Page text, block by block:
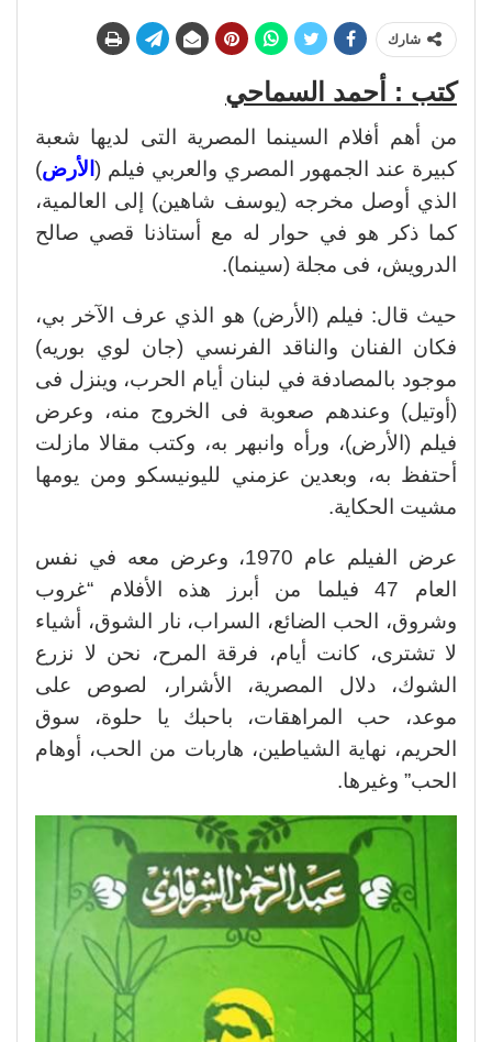
شارك
كتب : أحمد السماحي
من أهم أفلام السينما المصرية التى لديها شعبة
كبيرة عند الجمهور المصري والعربي فيلم ( الأرض)
الذي أوصل مخرجه (يوسف شاهين) إلى العالمية،
كما ذكر هو في حوار له مع أستاذنا قصي صالح
الدرويش، فى مجلة (سينما).
حيث قال: فيلم (الأرض) هو الذي عرف الآخر بي،
فكان الفنان والناقد الفرنسي (جان لوي بوريه)
موجود بالمصادفة في لبنان أيام الحرب، وينزل فى
(أوتيل) وعندهم صعوبة فى الخروج منه، وعرض
فيلم (الأرض)، ورأه وانبهر به، وكتب مقالا مازلت
أحتفظ به، وبعدين عزمني لليونيسكو ومن يومها
مشيت الحكاية.
عرض الفيلم عام 1970، وعرض معه في نفس
العام 47 فيلما من أبرز هذه الأفلام “غروب
وشروق، الحب الضائع، السراب، نار الشوق، أشياء
لا تشترى، كانت أيام، فرقة المرح، نحن لا نزرع
الشوك، دلال المصرية، الأشرار، لصوص على
موعد، حب المراهقات، باحبك يا حلوة، سوق
الحريم، نهاية الشياطين، هاربات من الحب، أوهام
الحب” وغيرها.